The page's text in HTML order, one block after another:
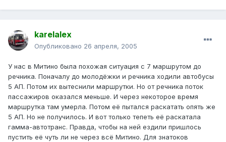
karelalex
Опубликовано 26 апреля, 2005
У нас в Митино была похожая ситуация с 7 маршрутом до
речника. Поначалу до молодёжки и речника ходили автобусы
5 АП. Потом их вытеснили маршрутки. Но от речника поток
пассажиров оказался меньше. И через некоторое время
маршрутка там умерла. Потом её пытался раскатать опять же
5 АП. Но не получилось. И вот только тепеть её раскатала
гамма-автотранс. Правда, чтобы на ней ездили пришлось
пустить её чуть ли не через всё Митино. Для знатоков